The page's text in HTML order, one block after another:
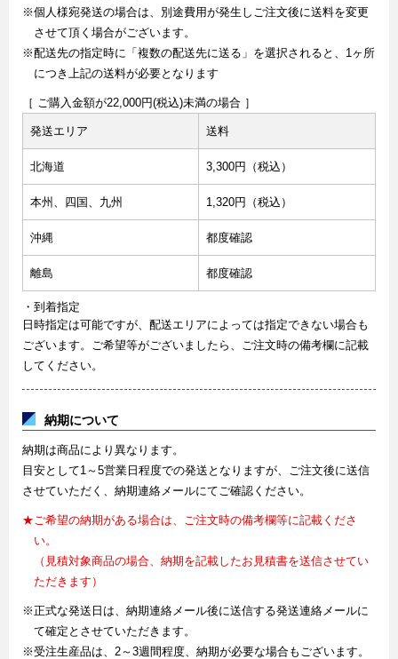
※個人様宛発送の場合は、別途費用が発生しご注文後に送料を変更
させて頂く場合がございます。
※配送先の指定時に「複数の配送先に送る」を選択されると、1ヶ所
につき上記の送料が必要となります
［ ご購入金額が22,000円(税込)未満の場合 ］
発送エリア 送料
北海道 3,300円（税込）
本州、四国、九州 1,320円（税込）
沖縄 都度確認
離島 都度確認
・到着指定
日時指定は可能ですが、配送エリアによっては指定できない場合も
ございます。ご希望等がございましたら、ご注文時の備考欄に記載
してください。
納期について
納期は商品により異なります。
目安として1～5営業日程度での発送となりますが、ご注文後に送信
させていただく、納期連絡メールにてご確認ください。
★ご希望の納期がある場合は、ご注文時の備考欄等に記載くださ
い。
（見積対象商品の場合、納期を記載したお見積書を送信させてい
ただきます）
※正式な発送日は、納期連絡メール後に送信する発送連絡メールに
て確定とさせていただきます。
※受注生産品は、2～3週間程度、納期が必要な場合もございます。